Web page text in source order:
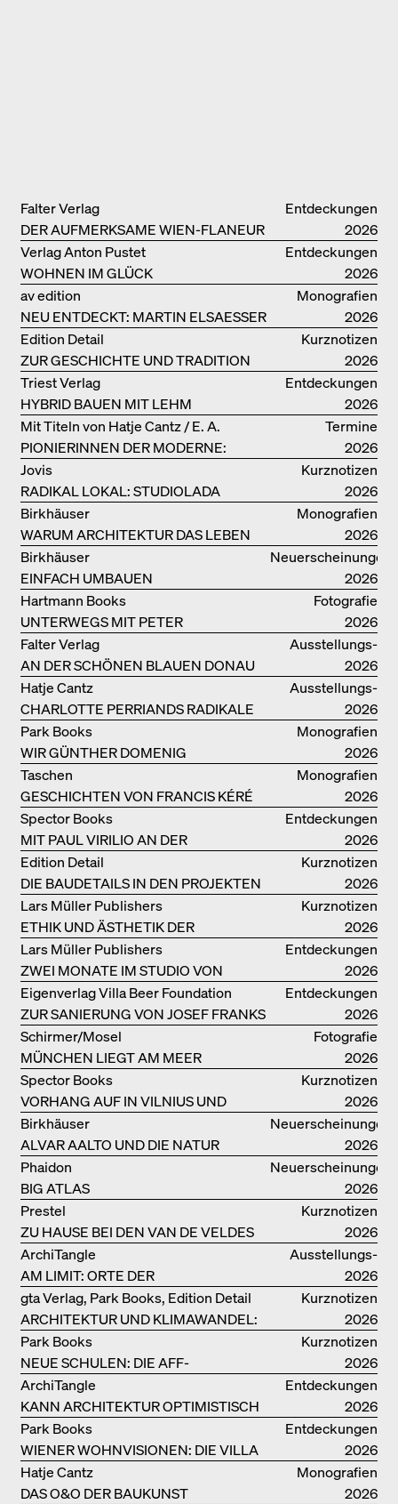
Entdeckungen
DER AUFMERKSAME WIEN-FLANEUR
Falter Verlag
2026
Entdeckungen
WOHNEN IM GLÜCK
Verlag Anton Pustet
2026
Monografien
NEU ENTDECKT: MARTIN ELSAESSER
av edition
2026
Kurznotizen
ZUR GESCHICHTE UND TRADITION
VON LEHMBAUTEN
Edition Detail
2026
Entdeckungen
HYBRID BAUEN MIT LEHM
Triest Verlag
2026
Termine
PIONIERINNEN DER MODERNE:
DANKE FÜR DAS INTERESSE AN
UNSERER DRITTEN BÜCHERSOIRÉE!
Mit Titeln von Hatje Cantz / E. A.
Seemann / Promedia
2026
Kurznotizen
RADIKAL LOKAL: STUDIOLADA
Jovis
2026
Monografien
WARUM ARCHITEKTUR DAS LEBEN
VERBESSERN KANN: ANNA
HERINGER
Birkhäuser
2026
Neuerscheinungen
EINFACH UMBAUEN
Birkhäuser
2026
Fotografie
UNTERWEGS MIT PETER
BIALOBRZESKI
Hartmann Books
2026
Ausstellungs­
kataloge
AN DER SCHÖNEN BLAUEN DONAU
Falter Verlag
2026
Ausstellungs­
kataloge
CHARLOTTE PERRIANDS RADIKALE
IDEEN ZUM WOHNEN
Hatje Cantz
2026
Monografien
WIR GÜNTHER DOMENIG
Park Books
2026
Monografien
GESCHICHTEN VON FRANCIS KÉRÉ
Taschen
2026
Entdeckungen
MIT PAUL VIRILIO AN DER
ATLANTIKKÜSTE
Spector Books
2026
Kurznotizen
DIE BAUDETAILS IN DEN PROJEKTEN
VON HERZOG & DE MEURON
Edition Detail
2026
Kurznotizen
ETHIK UND ÄSTHETIK DER
LANDSCHAFT: ROBERTO BURLE
MARX
Lars Müller Publishers
2026
Entdeckungen
ZWEI MONATE IM STUDIO VON
OSCAR NIEMEYER AN DER
COPACABANA
Lars Müller Publishers
2026
Entdeckungen
ZUR SANIERUNG VON JOSEF FRANKS
VILLA BEER
Eigenverlag Villa Beer Foundation
2026
Fotografie
MÜNCHEN LIEGT AM MEER
Schirmer/Mosel
2026
Kurznotizen
VORHANG AUF IN VILNIUS UND
MINSK!
Spector Books
2026
Neuerscheinungen
ALVAR AALTO UND DIE NATUR
Birkhäuser
2026
Neuerscheinungen
BIG ATLAS
Phaidon
2026
Kurznotizen
ZU HAUSE BEI DEN VAN DE VELDES
Prestel
2026
Ausstellungs­
kataloge
AM LIMIT: ORTE DER
LEBENSMITTELPRODUKTION
ArchiTangle
2026
Kurznotizen
ARCHITEKTUR UND KLIMAWANDEL:
WEITERE BUCHEMPFEHLUNGEN
gta Verlag, Park Books, Edition Detail
2026
Kurznotizen
NEUE SCHULEN: DIE AFF-
MONOGRAFIE
Park Books
2026
Entdeckungen
KANN ARCHITEKTUR OPTIMISTISCH
SEIN?
ArchiTangle
2026
Entdeckungen
WIENER WOHNVISIONEN: DIE VILLA
REZEK
Park Books
2026
Monografien
DAS O&O DER BAUKUNST
Hatje Cantz
2026